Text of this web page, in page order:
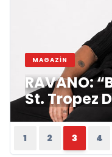
MAGAZIN
RAVANO:
St. Tropez
Bir
1 2 3 4